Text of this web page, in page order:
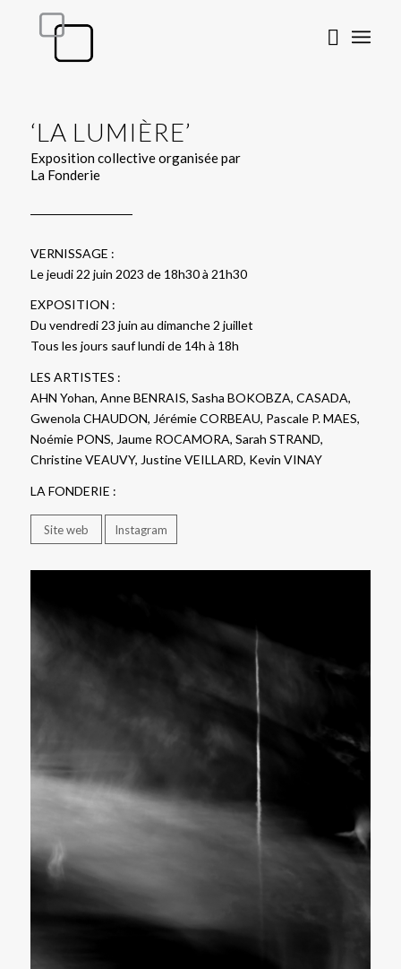
‘LA LUMIÈRE’
Exposition collective organisée par
La Fonderie
VERNISSAGE :
Le jeudi 22 juin 2023 de 18h30 à 21h30
EXPOSITION :
Du vendredi 23 juin au dimanche 2 juillet
Tous les jours sauf lundi de 14h à 18h
LES ARTISTES :
AHN Yohan, Anne BENRAIS, Sasha BOKOBZA, CASADA,
Gwenola CHAUDON, Jérémie CORBEAU, Pascale P. MAES,
Noémie PONS, Jaume ROCAMORA, Sarah STRAND,
Christine VEAUVY, Justine VEILLARD, Kevin VINAY
LA FONDERIE :
Site web Instagram